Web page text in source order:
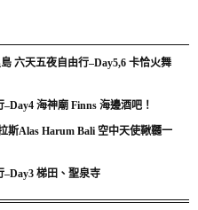
六天五夜自由行–Day5,6 卡恰火舞
海神廟 Finns 海邊酒吧！
斯Alas Harum Bali 空中天使鞦韆一
梯田、聖泉寺